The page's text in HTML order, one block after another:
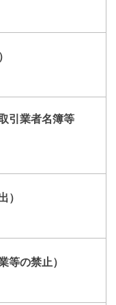
引業者名簿等
）
等の禁止）